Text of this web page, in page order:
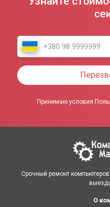
Принимаю условия
Срочный ремонт
О